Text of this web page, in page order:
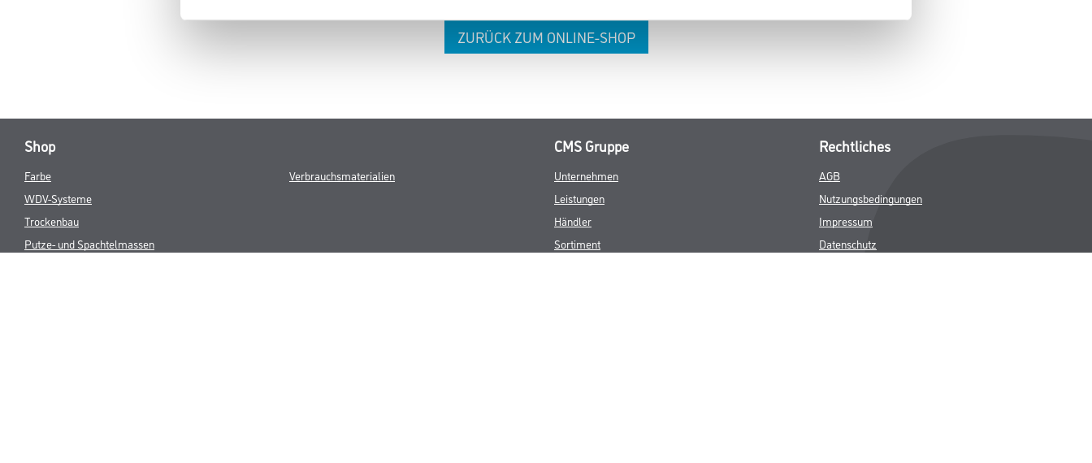
ZURÜCK ZUM ONLINE-SHOP
Shop
Farbe
WDV-Systeme
Trockenbau
Putze- und Spachtelmassen
Verbrauchsmaterialien
CMS Gruppe
Unternehmen
Leistungen
Händler
Sortiment
Rechtliches
AGB
Nutzungsbedingungen
Impressum
Datenschutz